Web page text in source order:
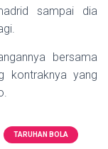
sampai dia
bersama
kontraknya yang
TARUHAN BOLA